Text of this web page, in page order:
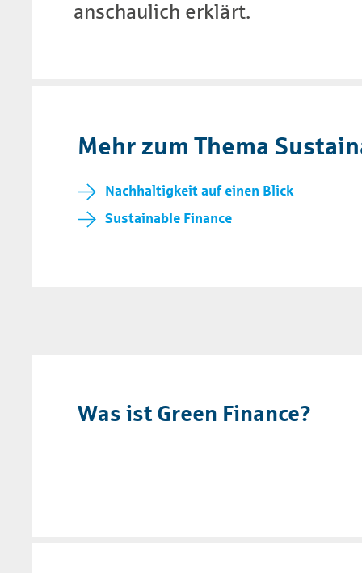
anschaulich erklärt.
Mehr zum Thema
Nachhaltigkeit auf einen Blick
Sustainable Finance
Was ist Green Finance?